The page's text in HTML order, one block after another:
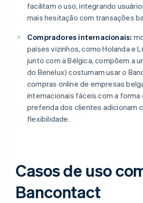
facilitam o uso, integrando
mais hesitação com transações
Compradores internacionais:
países vizinhos, como Holanda e
junto com a Bélgica, compõem a
do Benelux) costumam usar o
compras online de empresas
internacionais fáceis com a
preferida dos clientes adicionam
flexibilidade.
Casos de uso
Bancontact